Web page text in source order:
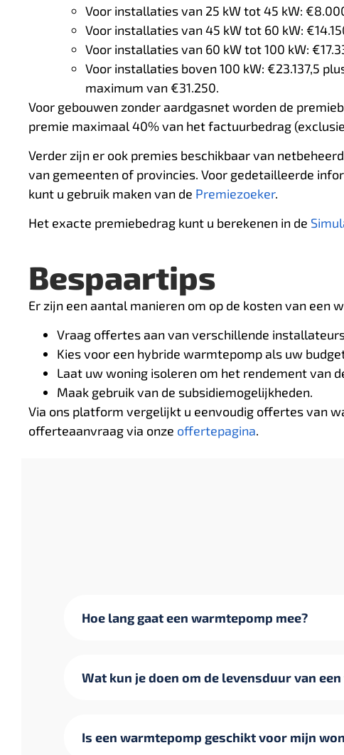
Voor installaties van 25 kW tot 45 kW:
Voor installaties van 45 kW tot 60 kW:
Voor installaties van 60 kW tot 100 kW:
Voor installaties boven 100 kW: €23.137,5
maximum van €31.250.
Voor gebouwen zonder aardgasnet worden de
premie maximaal 40% van het factuurbedrag
Verder zijn er ook premies beschikbaar van
van gemeenten of provincies. Voor gedetailleerde
kunt u gebruik maken van de Premiezoeker.
Het exacte premiebedrag kunt u berekenen in de
Bespaartips
Er zijn een aantal manieren om op de kosten van een
Vraag offertes aan van verschillende
Kies voor een hybride warmtepomp als uw
Laat uw woning isoleren om het rendement van
Maak gebruik van de subsidiemogelijkheden.
Via ons platform vergelijkt u eenvoudig offertes van
offerteaanvraag via onze offertepagina.
Hoe lang gaat een warmtepomp mee?
Wat kun je doen om de levensduur van
Is een warmtepomp geschikt voor mijn